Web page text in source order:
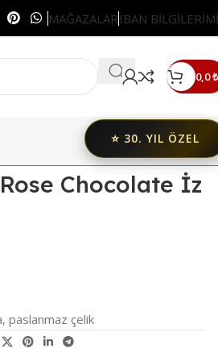
MAĞAZALAR IBAN
0,0₺
⭐ 30. YIL ÖZEL
Chocolate İz
, paslanmaz çelik